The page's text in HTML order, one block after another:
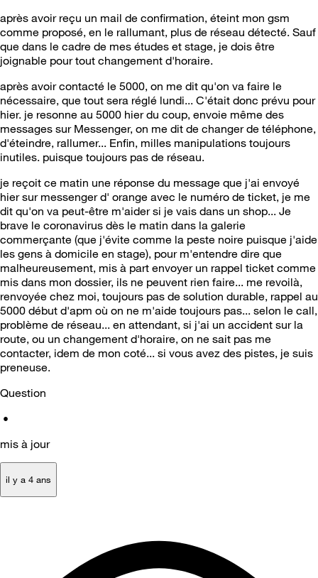
après avoir reçu un mail de confirmation, éteint mon gsm
comme proposé, en le rallumant, plus de réseau détecté. Sauf
que dans le cadre de mes études et stage, je dois être
joignable pour tout changement d'horaire.
après avoir contacté le 5000, on me dit qu'on va faire le
nécessaire, que tout sera réglé lundi... C'était donc prévu pour
hier. je resonne au 5000 hier du coup, envoie même des
messages sur Messenger, on me dit de changer de téléphone,
d'éteindre, rallumer... Enfin, milles manipulations toujours
inutiles. puisque toujours pas de réseau.
je reçoit ce matin une réponse du message que j'ai envoyé
hier sur messenger d' orange avec le numéro de ticket, je me
dit qu'on va peut-être m'aider si je vais dans un shop... Je
brave le coronavirus dès le matin dans la galerie
commerçante (que j'évite comme la peste noire puisque j'aide
les gens à domicile en stage), pour m'entendre dire que
malheureusement, mis à part envoyer un rappel ticket comme
mis dans mon dossier, ils ne peuvent rien faire... me revoilà,
renvoyée chez moi, toujours pas de solution durable, rappel au
5000 début d'apm où on ne m'aide toujours pas... selon le call,
problème de réseau... en attendant, si j'ai un accident sur la
route, ou un changement d'horaire, on ne sait pas me
contacter, idem de mon coté... si vous avez des pistes, je suis
preneuse.
Question
•
mis à jour
il y a 4 ans